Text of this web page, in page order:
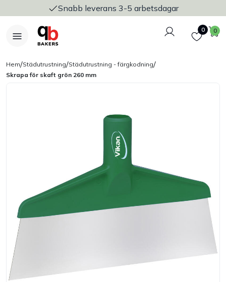
Snabb leverans 3-5 arbetsdagar
Logga in
Favoriter
0 0
Bageriplåtar & bakformar
Stickvagnar & transport
Råvaruhantering & lagring
Hem/Städutrustning/Städutrustning - färgkodning/
Skrapa för skaft grön 260 mm